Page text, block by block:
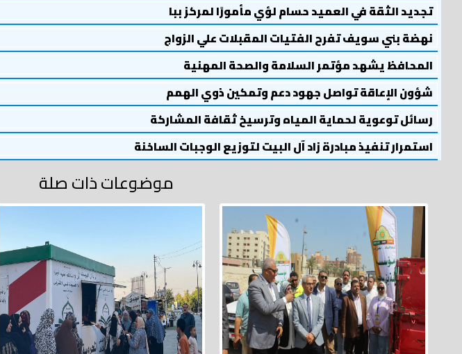
تجديد الثقة في العميد حسام لؤي مأمورًا لمركز ببا
نهضة بني سويف تفرح الفتيات المقبلات علي الزواج
المحافظ يشهد مؤتمر السلامة والصحة المهنية
شؤون الإعاقة تواصل جهود دعم وتمكين ذوي الهمم
رسائل توعوية لحماية المياه وترسيخ ثقافة المشاركة
استمرار تنفيذ مبادرة زاد آل البيت لتوزيع الوجبات الساخنة
موضوعات ذات صلة